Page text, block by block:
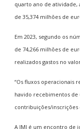
quarto ano de atividade,
de 35,374 milhões de
Em 2023, segundo os
de 74,266 milhões de
realizados gastos no
“Os fluxos operacionais
havido recebimentos de
contribuições/inscrições
A JMJ é um encontro de